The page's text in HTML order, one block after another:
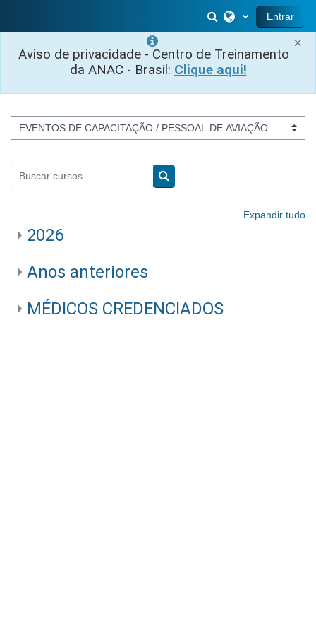
×
Aviso de privacidade - Centro de Treinamento
da ANAC - Brasil: Clique aqui!
Alternar entrada
Entrar
Categorias de Cursos
Buscar cursos
Buscar cursos
Expandir tudo
2026
Anos anteriores
MÉDICOS CREDENCIADOS